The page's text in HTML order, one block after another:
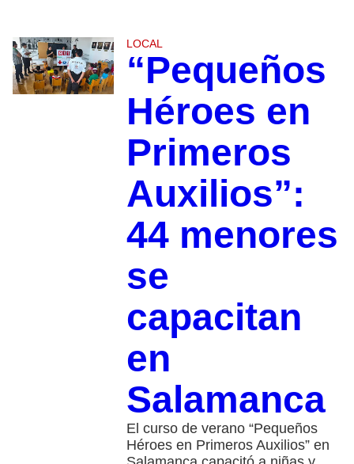
LOCAL
“Pequeños
Héroes en
Primeros
Auxilios”:
44 menores
se
capacitan
en
Salamanca
El curso de verano “Pequeños
Héroes en Primeros Auxilios” en